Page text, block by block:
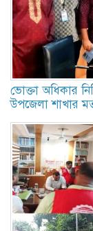
ভোক্তা অধিকার
উপজেলা শাখার